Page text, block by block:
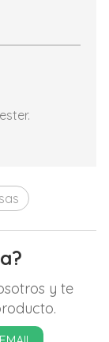
y te